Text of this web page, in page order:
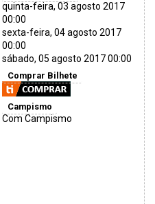
quinta-feira, 03 agosto 2017
00:00
sexta-feira, 04 agosto 2017
00:00
sábado, 05 agosto 2017 00:00
Comprar Bilhete
Campismo
Com Campismo